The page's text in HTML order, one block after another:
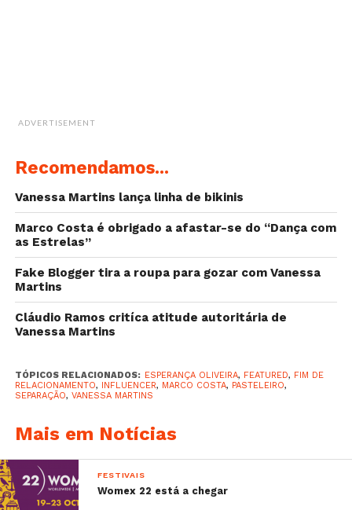
ADVERTISEMENT
Recomendamos...
Vanessa Martins lança linha de bikinis
Marco Costa é obrigado a afastar-se do “Dança com
as Estrelas”
Fake Blogger tira a roupa para gozar com Vanessa
Martins
Cláudio Ramos critíca atitude autoritária de
Vanessa Martins
TÓPICOS RELACIONADOS: ESPERANÇA OLIVEIRA, FEATURED, FIM DE
RELACIONAMENTO, INFLUENCER, MARCO COSTA, PASTELEIRO,
SEPARAÇÃO, VANESSA MARTINS
Mais em Notícias
FESTIVAIS
Womex 22 está a chegar